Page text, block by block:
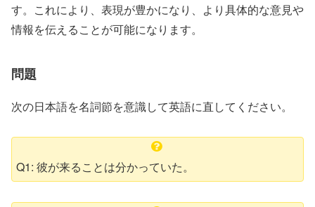
す。これにより、表現が豊かになり、より具体的な意見や
情報を伝えることが可能になります。
問題
次の日本語を名詞節を意識して英語に直してください。
Q1: 彼が来ることは分かっていた。